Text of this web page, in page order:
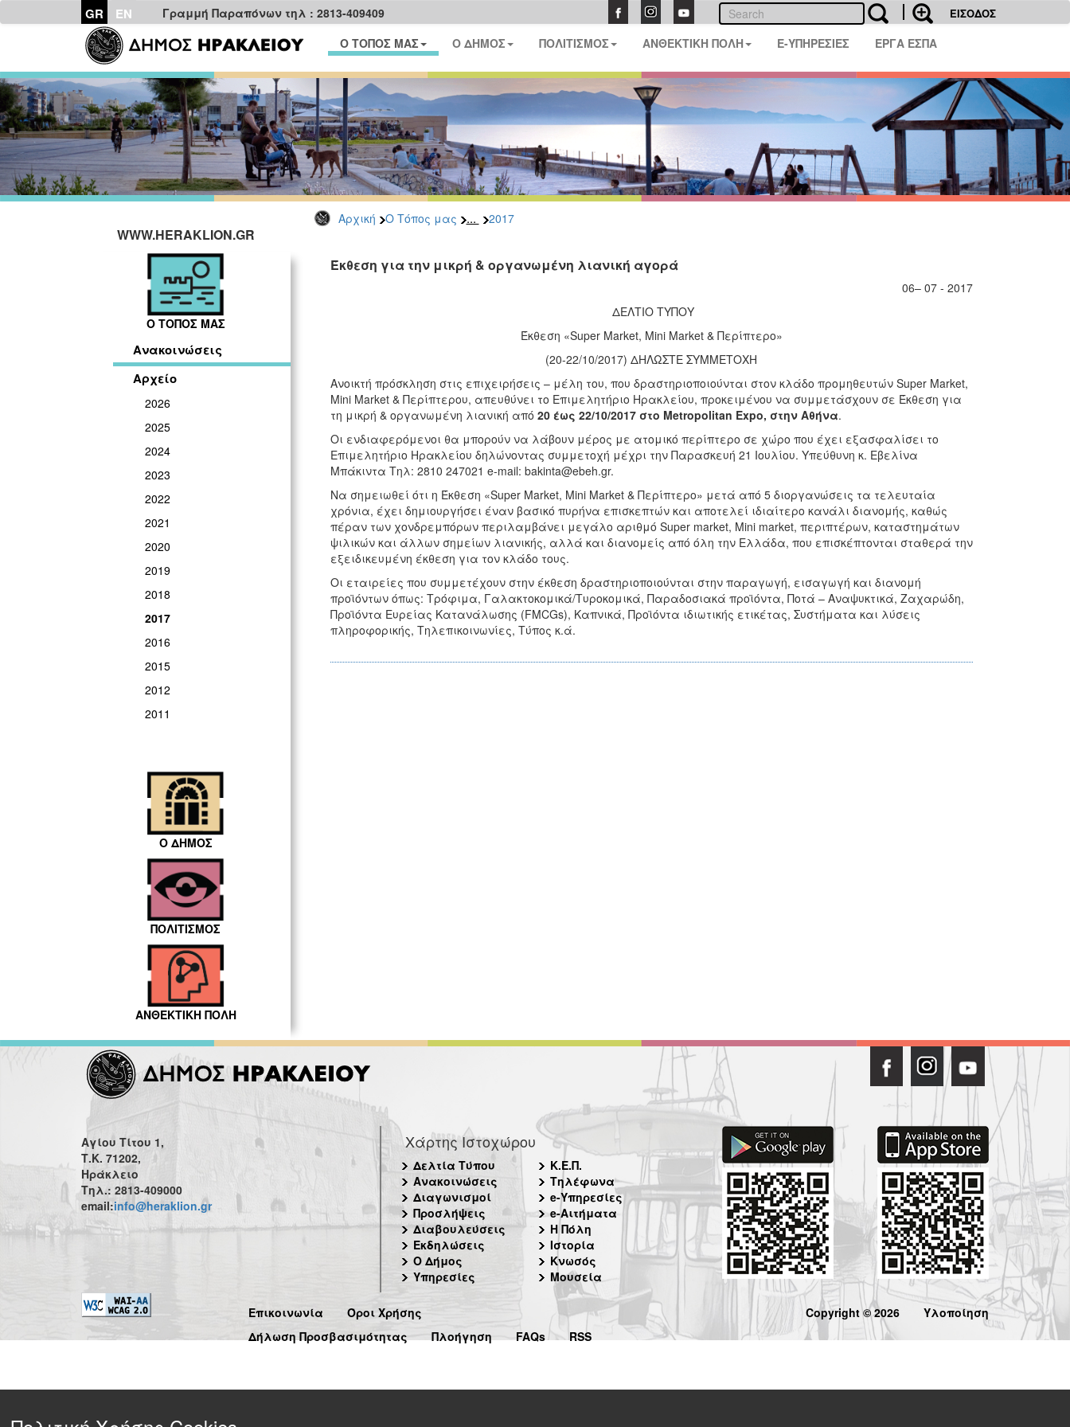
GR EN Γραμμή Παραπόνων τηλ : 2813-409409 ΕΙΣΟΔΟΣ
Ο ΤΟΠΟΣ ΜΑΣ Ο ΔΗΜΟΣ ΠΟΛΙΤΙΣΜΟΣ ΑΝΘΕΚΤΙΚΗ ΠΟΛΗ E-ΥΠΗΡΕΣΙΕΣ ΕΡΓΑ ΕΣΠΑ
Αρχική Ο Τόπος μας ... 2017
WWW.HERAKLION.GR
Ο ΤΟΠΟΣ ΜΑΣ
Ανακοινώσεις
Αρχείο
2026
2025
2024
2023
2022
2021
2020
2019
2018
2017
2016
2015
2012
2011
Ο ΔΗΜΟΣ
ΠΟΛΙΤΙΣΜΟΣ
ΑΝΘΕΚΤΙΚΗ ΠΟΛΗ
Έκθεση για την μικρή & οργανωμένη λιανική αγορά
06– 07 - 2017
ΔΕΛΤΙΟ ΤΥΠΟΥ
Έκθεση «Super Market, Mini Market & Περίπτερο»
(20-22/10/2017) ΔΗΛΩΣΤΕ ΣΥΜΜΕΤΟΧΗ
Ανοικτή πρόσκληση στις επιχειρήσεις – μέλη του, που δραστηριοποιούνται στον κλάδο προμηθευτών Super Market,
Mini Market & Περίπτερου, απευθύνει το Επιμελητήριο Ηρακλείου, προκειμένου να συμμετάσχουν σε Έκθεση για
τη μικρή & οργανωμένη λιανική από 20 έως 22/10/2017 στο Metropolitan Expo, στην Αθήνα.
Οι ενδιαφερόμενοι θα μπορούν να λάβουν μέρος με ατομικό περίπτερο σε χώρο που έχει εξασφαλίσει το
Επιμελητήριο Ηρακλείου δηλώνοντας συμμετοχή μέχρι την Παρασκευή 21 Ιουλίου. Υπεύθυνη κ. Εβελίνα
Μπάκιντα Τηλ: 2810 247021 e-mail: bakinta@ebeh.gr.
Να σημειωθεί ότι η Έκθεση «Super Market, Mini Market & Περίπτερο» μετά από 5 διοργανώσεις τα τελευταία
χρόνια, έχει δημιουργήσει έναν βασικό πυρήνα επισκεπτών και αποτελεί ιδιαίτερο κανάλι διανομής, καθώς
πέραν των χονδρεμπόρων περιλαμβάνει μεγάλο αριθμό Super market, Μini market, περιπτέρων, καταστημάτων
ψιλικών και άλλων σημείων λιανικής, αλλά και διανομείς από όλη την Ελλάδα, που επισκέπτονται σταθερά την
εξειδικευμένη έκθεση για τον κλάδο τους.
Οι εταιρείες που συμμετέχουν στην έκθεση δραστηριοποιούνται στην παραγωγή, εισαγωγή και διανομή
προϊόντων όπως: Τρόφιμα, Γαλακτοκομικά/Τυροκομικά, Παραδοσιακά προϊόντα, Ποτά – Αναψυκτικά, Ζαχαρώδη,
Προϊόντα Ευρείας Κατανάλωσης (FMCGs), Καπνικά, Προϊόντα ιδιωτικής ετικέτας, Συστήματα και λύσεις
πληροφορικής, Τηλεπικοινωνίες, Τύπος κ.ά.
Αγίου Τίτου 1,
Τ.Κ. 71202,
Ηράκλειο
Τηλ.: 2813-409000
email:info@heraklion.gr
Χάρτης Ιστοχώρου
Δελτία Τύπου
Ανακοινώσεις
Διαγωνισμοί
Προσλήψεις
Διαβουλεύσεις
Εκδηλώσεις
Ο Δήμος
Υπηρεσίες
Κ.Ε.Π.
Τηλέφωνα
e-Υπηρεσίες
e-Αιτήματα
Η Πόλη
Ιστορία
Κνωσός
Μουσεία
Επικοινωνία
Όροι Χρήσης
Δήλωση Προσβασιμότητας
Πλοήγηση FAQs RSS
Copyright © 2026 Υλοποίηση